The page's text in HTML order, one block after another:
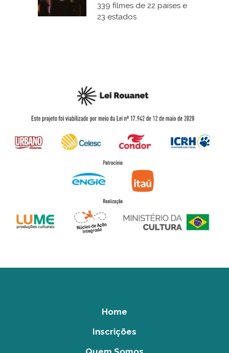
339 filmes de 22 países e
23 estados
Home
Inscrições